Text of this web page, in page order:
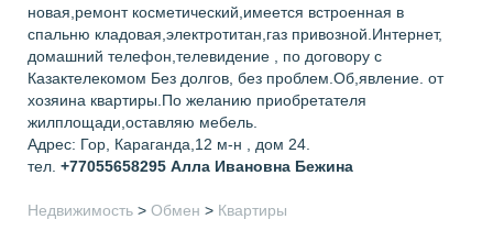
новая,ремонт косметический,имеется встроенная в
спальню кладовая,электротитан,газ привозной.Интернет,
домашний телефон,телевидение , по договору с
Казактелекомом Без долгов, без проблем.Об,явление. от
хозяина квартиры.По желанию приобретателя
жилплощади,оставляю мебель.
Адрес: Гор, Караганда,12 м-н , дом 24.
тел. +77055658295 Алла Ивановна Бежина
Недвижимость > Обмен > Квартиры